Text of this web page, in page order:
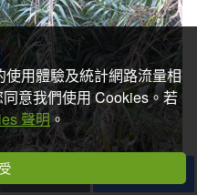
用體驗及統計網路流量相
意我們使用 Cookies。若
聲明。